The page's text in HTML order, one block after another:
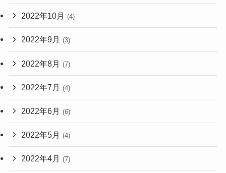
2022年10月 (4)
2022年9月 (3)
2022年8月 (7)
2022年7月 (4)
2022年6月 (6)
2022年5月 (4)
2022年4月 (7)